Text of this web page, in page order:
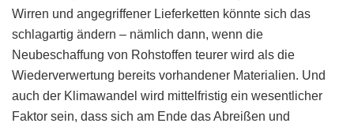
Wirren und angegriffener Lieferketten könnte sich das
schlagartig ändern – nämlich dann, wenn die
Neubeschaffung von Rohstoffen teurer wird als die
Wiederverwertung bereits vorhandener Materialien. Und
auch der Klimawandel wird mittelfristig ein wesentlicher
Faktor sein, dass sich am Ende das Abreißen und